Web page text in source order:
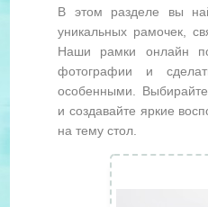
В этом разделе вы
уникальных рамочек,
Наши рамки онлайн
фотографии и
особенными.
и создавайте яркие
на тему стол.